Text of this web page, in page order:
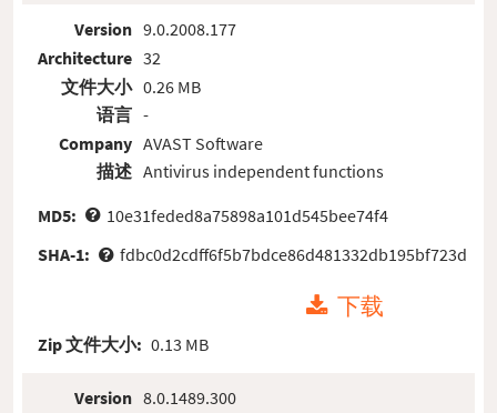
Version
Architecture
文件大小
语言
Company
描述
9.0.2008.177
32
0.26 MB
-
AVAST Software
Antivirus independent functions
MD5:
10e31feded8a75898a101d545bee74f4
SHA-1:
fdbc0d2cdff6f5b7bdce86d481332db195bf723d
下载
Zip 文件大小: 0.13 MB
Version 8.0.1489.300